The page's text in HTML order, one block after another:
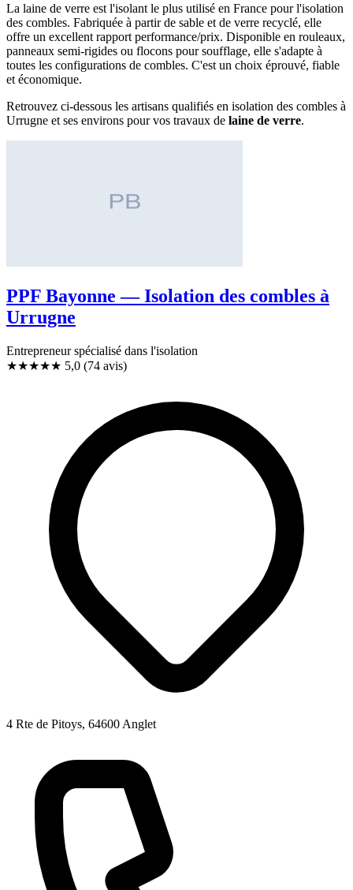
La laine de verre est l'isolant le plus utilisé en France pour l'isolation
des combles. Fabriquée à partir de sable et de verre recyclé, elle
offre un excellent rapport performance/prix. Disponible en rouleaux,
panneaux semi-rigides ou flocons pour soufflage, elle s'adapte à
toutes les configurations de combles. C'est un choix éprouvé, fiable
et économique.
Retrouvez ci-dessous les artisans qualifiés en isolation des combles à
Urrugne et ses environs pour vos travaux de laine de verre.
PPF Bayonne — Isolation des combles à
Urrugne
Entrepreneur spécialisé dans l'isolation
★★★★★ 5,0 (74 avis)
4 Rte de Pitoys, 64600 Anglet